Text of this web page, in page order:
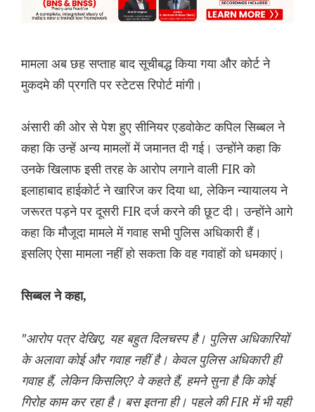
मामला अब छह सप्ताह बाद सूचीबद्ध किया गया और कोर्ट ने
मुकदमे की प्रगति पर स्टेटस रिपोर्ट मांगी।
अंसारी की ओर से पेश हुए सीनियर एडवोकेट कपिल सिब्बल ने
कहा कि उन्हें अन्य मामलों में जमानत दी गई। उन्होंने कहा कि
उनके खिलाफ इसी तरह के आरोप लगाने वाली FIR को
इलाहाबाद हाईकोर्ट ने खारिज कर दिया था, लेकिन न्यायालय ने
जरूरत पड़ने पर दूसरी FIR दर्ज करने की छूट दी। उन्होंने आगे
कहा कि मौजूदा मामले में गवाह सभी पुलिस अधिकारी हैं।
इसलिए ऐसा मामला नहीं हो सकता कि वह गवाहों को धमकाएं।
सिब्बल ने कहा,
"आरोप पत्र देखिए, यह बहुत दिलचस्प है। पुलिस अधिकारियों
के अलावा कोई और गवाह नहीं है। केवल पुलिस अधिकारी ही
गवाह हैं, लेकिन किसलिए? वे कहते हैं, हमने सुना है कि कोई
गिरोह काम कर रहा है। बस इतना ही। पहले की FIR में भी यही